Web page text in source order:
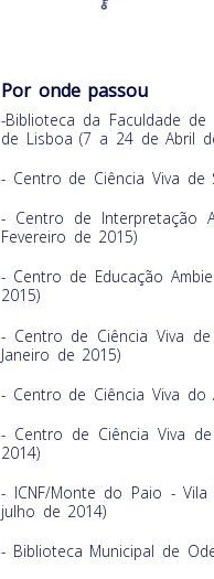
Por onde passou
-Biblioteca da Faculdade
de Lisboa (7 a 24 de Abril
- Centro de Ciência Viva
- Centro de Interpretação
Fevereiro de 2015)
- Centro de Educação
2015)
- Centro de Ciência Viva
Janeiro de 2015)
- Centro de Ciência Viva
- Centro de Ciência Viva
2014)
- ICNF/Monte do Paio -
julho de 2014)
- Biblioteca Municipal de